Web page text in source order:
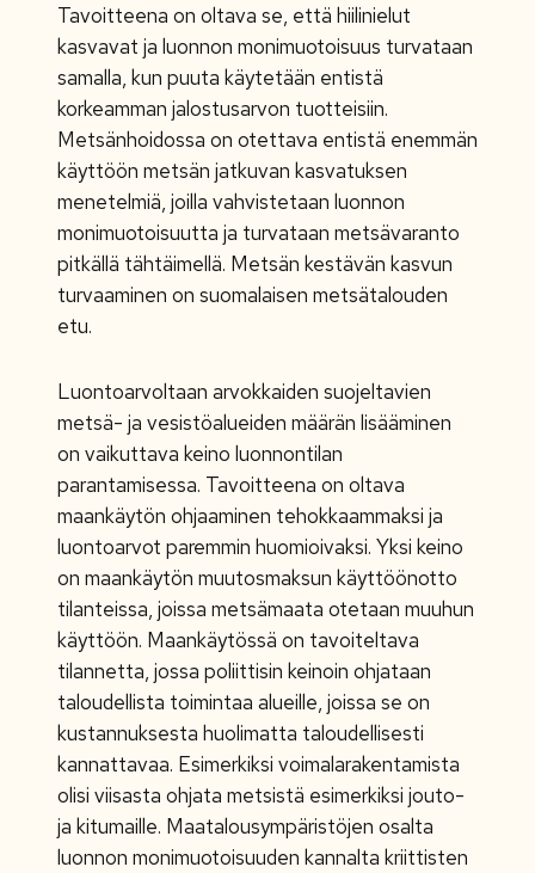
Tavoitteena on oltava se, että hiilinielut
kasvavat ja luonnon monimuotoisuus turvataan
samalla, kun puuta käytetään entistä
korkeamman jalostusarvon tuotteisiin.
Metsänhoidossa on otettava entistä enemmän
käyttöön metsän jatkuvan kasvatuksen
menetelmiä, joilla vahvistetaan luonnon
monimuotoisuutta ja turvataan metsävaranto
pitkällä tähtäimellä. Metsän kestävän kasvun
turvaaminen on suomalaisen metsätalouden
etu.
Luontoarvoltaan arvokkaiden suojeltavien
metsä- ja vesistöalueiden määrän lisääminen
on vaikuttava keino luonnontilan
parantamisessa. Tavoitteena on oltava
maankäytön ohjaaminen tehokkaammaksi ja
luontoarvot paremmin huomioivaksi. Yksi keino
on maankäytön muutosmaksun käyttöönotto
tilanteissa, joissa metsämaata otetaan muuhun
käyttöön. Maankäytössä on tavoiteltava
tilannetta, jossa poliittisin keinoin ohjataan
taloudellista toimintaa alueille, joissa se on
kustannuksesta huolimatta taloudellisesti
kannattavaa. Esimerkiksi voimalarakentamista
olisi viisasta ohjata metsistä esimerkiksi jouto-
ja kitumaille. Maatalousympäristöjen osalta
luonnon monimuotoisuuden kannalta kriittisten